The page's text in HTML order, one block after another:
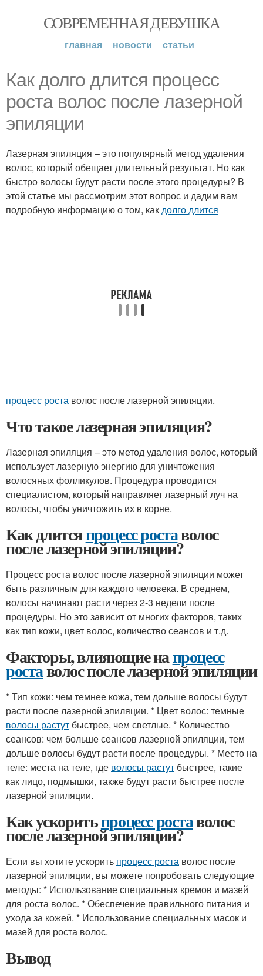
СОВРЕМЕННАЯ ДЕВУШКА
главная новости статьи
Как долго длится процесс
роста волос после лазерной
эпиляции
Лазерная эпиляция – это популярный метод удаления
волос, который обещает длительный результат. Но как
быстро волосы будут расти после этого процедуры? В
этой статье мы рассмотрим этот вопрос и дадим вам
подробную информацию о том, какдолго длится
процесс роста волос после лазерной эпиляции.
Что такое лазерная эпиляция?
Лазерная эпиляция – это метод удаления волос, который
использует лазерную энергию для уничтожения
волосяных фолликулов. Процедура проводится
специалистом, который направляет лазерный луч на
волосы, чтобы уничтожить их в корне.
Как длитсяпроцесс роставолос
после лазерной эпиляции?
Процесс роста волос после лазерной эпиляции может
быть различным для каждого человека. В среднем,
волосы начинают расти через 2-3 недели после
процедуры. Но это зависит от многих факторов, таких
как тип кожи, цвет волос, количество сеансов и т.д.
Факторы, влияющие напроцесс
роставолос после лазерной эпиляции
* Тип кожи: чем темнее кожа, тем дольше волосы будут
расти после лазерной эпиляции. * Цвет волос: темные
волосы растут быстрее, чем светлые. * Количество
сеансов: чем больше сеансов лазерной эпиляции, тем
дольше волосы будут расти после процедуры. * Место на
теле: места на теле, где волосы растут быстрее, такие
как лицо, подмышки, также будут расти быстрее после
лазерной эпиляции.
Как ускоритьпроцесс роставолос
после лазерной эпиляции?
Если вы хотите ускорить процесс роста волос после
лазерной эпиляции, вы можете попробовать следующие
методы: * Использование специальных кремов и мазей
для роста волос. * Обеспечение правильного питания и
ухода за кожей. * Использование специальных масок и
мазей для роста волос.
Вывод